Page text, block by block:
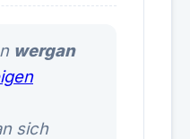
wergan
sich